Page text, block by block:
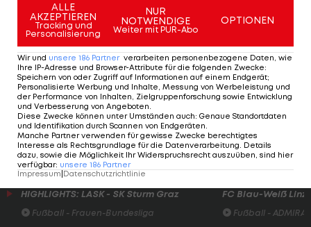
Johnson und ein Field Goal von Chris Boswell
lassen die Steelers im dritten Viertel mit 10:17
heranschnuppern, doch die Bengals lassen sich
die Butter nicht mehr vom Brot nehmen.
Insgesamt sorgen ein Field Goal von Austin
Seibert, zwei Touchdowns von Giovani Bernard,
ein Run von Ryan Finley und ein weiteres Field Goal
von Seibert für die Entscheidung.
HIGHLIGHTS: LASK - SK Sturm Graz
Fußball - Frauen-Bundesliga
FC Blau-Weiß Linz
Fußball -
ALLE
AKZEPTIEREN
Tracking und
Personalisierung
NUR
NOTWENDIGE
Weiter mit PUR-Abo
OPTIONEN
Wir und unsere 186 Partner verarbeiten personenbezogene Daten, wie
Ihre IP-Adresse und Browser-Attribute für die folgenden Zwecke:
Speichern von oder Zugriff auf Informationen auf einem Endgerät;
Personalisierte Werbung und Inhalte, Messung von Werbeleistung und
der Performance von Inhalten, Zielgruppenforschung sowie Entwicklung
und Verbesserung von Angeboten.
Diese Zwecke können unter Umständen auch: Genaue Standortdaten
und Identifikation durch Scannen von Endgeräten.
Manche Partner verwenden für gewisse Zwecke berechtigtes
Interesse als Rechtsgrundlage für die Datenverarbeitung. Details
dazu, sowie die Möglichkeit Ihr Widerspruchsrecht auszuüben, sind hier
verfügbar: unsere 186 Partner
Impressum Datenschutzrichtlinie